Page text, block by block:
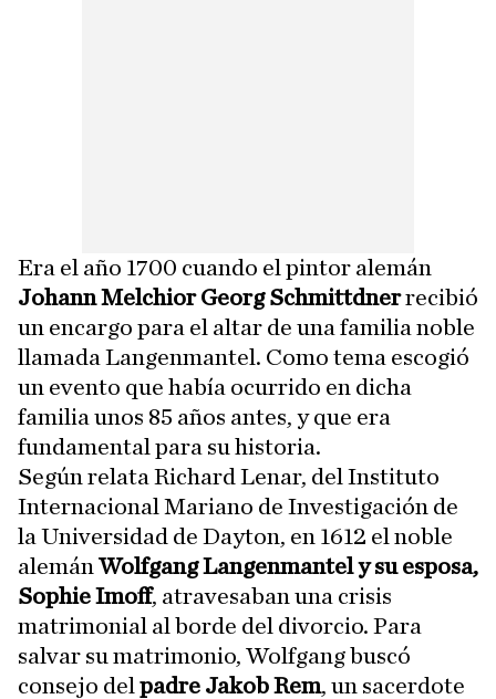
Era el año 1700 cuando el pintor alemán
Johann Melchior Georg Schmittdnerrecibió
un encargo para el altar de una familia noble
llamada Langenmantel. Como tema escogió
un evento que había ocurrido en dicha
familia unos 85 años antes, y que era
fundamental para su historia.
Según relata Richard Lenar, del Instituto
Internacional Mariano de Investigación de
la Universidad de Dayton, en 1612 el noble
alemán Wolfgang Langenmantel y su esposa,
Sophie Imoff, atravesaban una crisis
matrimonial al borde del divorcio. Para
salvar su matrimonio, Wolfgang buscó
consejo del padre Jakob Rem, un sacerdote